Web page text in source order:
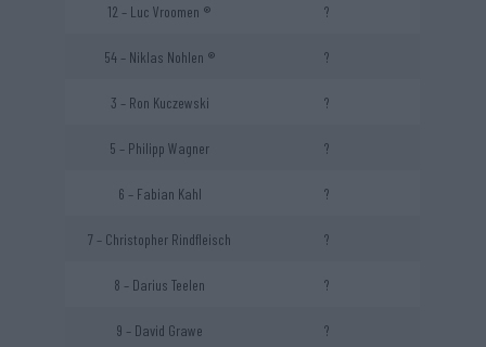
12 – Luc Vroomen ® ?
54 – Niklas Nohlen ® ?
3 – Ron Kuczewski ?
5 – Philipp Wagner ?
6 – Fabian Kahl ?
7 – Christopher Rindfleisch ?
8 – Darius Teelen ?
9 – David Grawe ?